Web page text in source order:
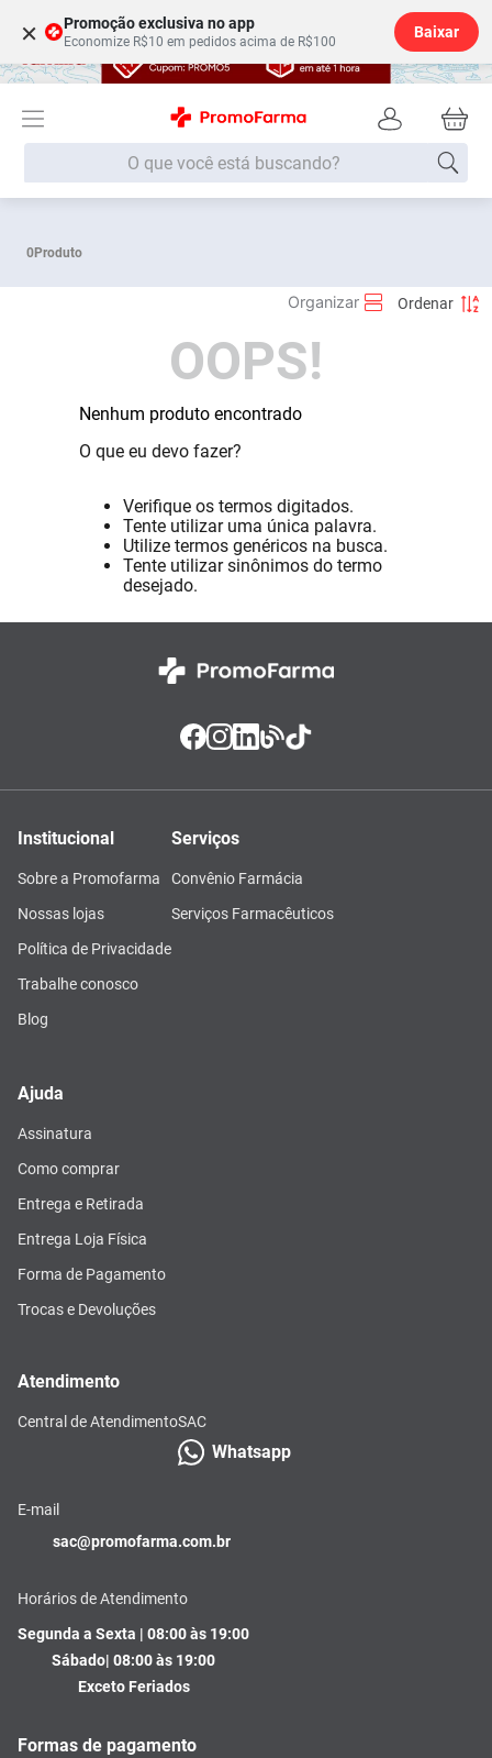
× Promoção exclusiva no app
Economize R$10 em pedidos acima de R$100
Baixar
O que você está buscando?
0Produto
OOPS!
Nenhum produto encontrado
O que eu devo fazer?
Verifique os termos digitados.
Tente utilizar uma única palavra.
Utilize termos genéricos na busca.
Tente utilizar sinônimos do termo
desejado.
Institucional
Sobre a Promofarma
Nossas lojas
Política de Privacidade
Trabalhe conosco
Blog
Serviços
Convênio Farmácia
Serviços Farmacêuticos
Ajuda
Assinatura
Como comprar
Entrega e Retirada
Entrega Loja Física
Forma de Pagamento
Trocas e Devoluções
Atendimento
Central de AtendimentoSAC
Whatsapp
E-mail
sac@promofarma.com.br
Horários de Atendimento
Segunda a Sexta | 08:00 às 19:00
Sábado| 08:00 às 19:00
Exceto Feriados
Formas de pagamento
Lenço Umedecido
Fralda G
Shampoo
Absorvente
Lavitan
Vitamina D